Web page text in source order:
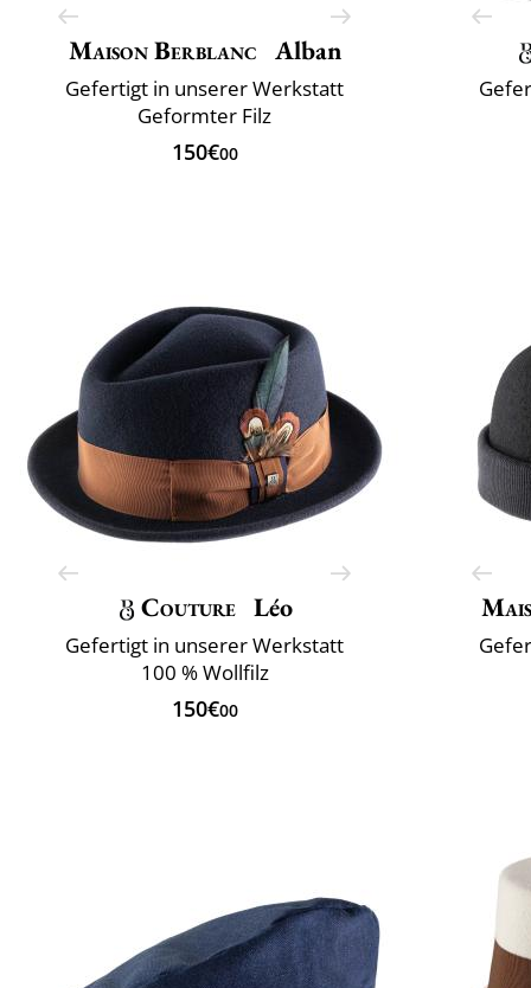
Maison Berblanc Alban
Gefertigt in unserer Werkstatt
Geformter Filz
150€00
Couture Léo
Gefertigt in unserer Werkstatt
100 % Wollfilz
150€00